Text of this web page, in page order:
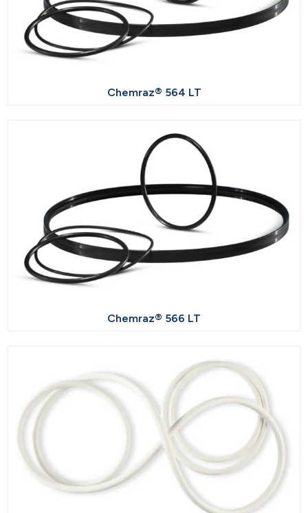
Chemraz® 564 LT
Chemraz® 566 LT